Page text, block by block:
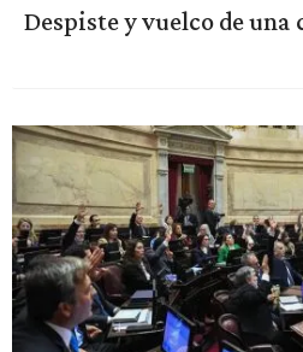
Despiste y vuelco de una